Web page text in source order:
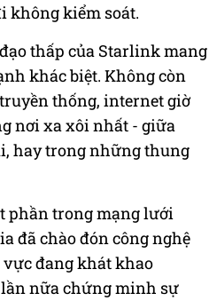
không kiểm soát.
thấp của Starlink mang
khác biệt. Không còn
thống, internet giờ
nơi xa xôi nhất - giữa
hay trong những thung
phần trong mạng lưới
đã chào đón công nghệ
đang khát khao
nữa chứng minh sự